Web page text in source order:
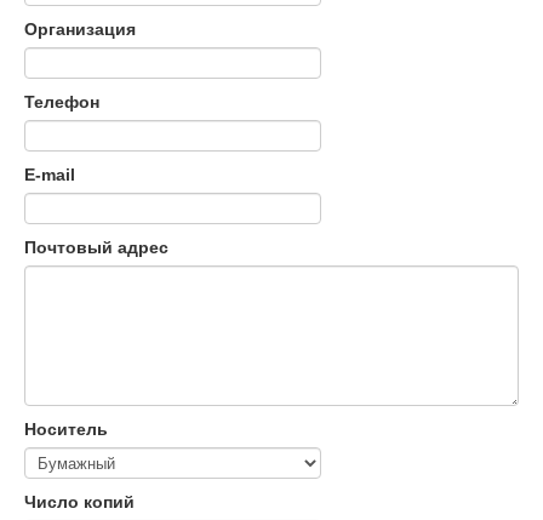
Организация
Телефон
E-mail
Почтовый адрес
Носитель
Число копий